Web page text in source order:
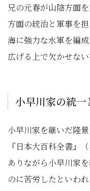
兄の元春が山陰方面
方面の統治と軍事を
海に強力な水軍を編
広げる上で欠かせな
小早川家の統
小早川家を継いだ隆
『日本大百科全書』
ありながら小早川家
のに苦労したといわれ